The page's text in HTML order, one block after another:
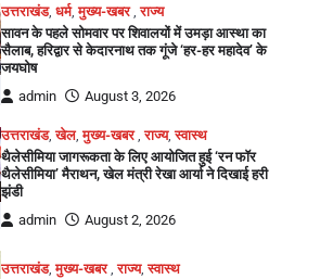
उत्तराखंड,धर्म,मुख्य-खबर ,राज्य
सावन के पहले सोमवार पर शिवालयों में उमड़ा आस्था का
सैलाब, हरिद्वार से केदारनाथ तक गूंजे ‘हर-हर महादेव’ के
जयघोष
admin
August 3, 2026
उत्तराखंड,खेल,मुख्य-खबर ,राज्य,स्वास्थ
थैलेसीमिया जागरूकता के लिए आयोजित हुई ‘रन फॉर
थैलेसीमिया’ मैराथन, खेल मंत्री रेखा आर्या ने दिखाई हरी
झंडी
admin
August 2, 2026
उत्तराखंड,मुख्य-खबर,राज्य,स्वास्थ